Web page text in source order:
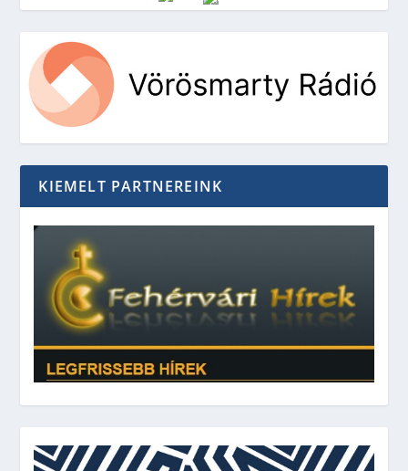
Vörösmarty Rádió
KIEMELT PARTNEREINK